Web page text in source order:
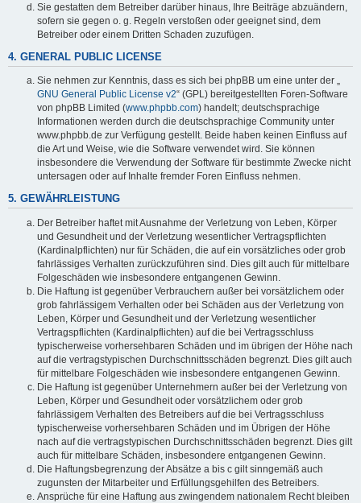
Sie gestatten dem Betreiber darüber hinaus, Ihre Beiträge abzuändern,
sofern sie gegen o. g. Regeln verstoßen oder geeignet sind, dem
Betreiber oder einem Dritten Schaden zuzufügen.
4. GENERAL PUBLIC LICENSE
Sie nehmen zur Kenntnis, dass es sich bei phpBB um eine unter der „
GNU General Public License v2“ (GPL) bereitgestellten Foren-Software
von phpBB Limited (www.phpbb.com) handelt; deutschsprachige
Informationen werden durch die deutschsprachige Community unter
www.phpbb.de zur Verfügung gestellt. Beide haben keinen Einfluss auf
die Art und Weise, wie die Software verwendet wird. Sie können
insbesondere die Verwendung der Software für bestimmte Zwecke nicht
untersagen oder auf Inhalte fremder Foren Einfluss nehmen.
5. GEWÄHRLEISTUNG
Der Betreiber haftet mit Ausnahme der Verletzung von Leben, Körper
und Gesundheit und der Verletzung wesentlicher Vertragspflichten
(Kardinalpflichten) nur für Schäden, die auf ein vorsätzliches oder grob
fahrlässiges Verhalten zurückzuführen sind. Dies gilt auch für mittelbare
Folgeschäden wie insbesondere entgangenen Gewinn.
Die Haftung ist gegenüber Verbrauchern außer bei vorsätzlichem oder
grob fahrlässigem Verhalten oder bei Schäden aus der Verletzung von
Leben, Körper und Gesundheit und der Verletzung wesentlicher
Vertragspflichten (Kardinalpflichten) auf die bei Vertragsschluss
typischerweise vorhersehbaren Schäden und im übrigen der Höhe nach
auf die vertragstypischen Durchschnittsschäden begrenzt. Dies gilt auch
für mittelbare Folgeschäden wie insbesondere entgangenen Gewinn.
Die Haftung ist gegenüber Unternehmern außer bei der Verletzung von
Leben, Körper und Gesundheit oder vorsätzlichem oder grob
fahrlässigem Verhalten des Betreibers auf die bei Vertragsschluss
typischerweise vorhersehbaren Schäden und im Übrigen der Höhe
nach auf die vertragstypischen Durchschnittsschäden begrenzt. Dies gilt
auch für mittelbare Schäden, insbesondere entgangenen Gewinn.
Die Haftungsbegrenzung der Absätze a bis c gilt sinngemäß auch
zugunsten der Mitarbeiter und Erfüllungsgehilfen des Betreibers.
Ansprüche für eine Haftung aus zwingendem nationalem Recht bleiben